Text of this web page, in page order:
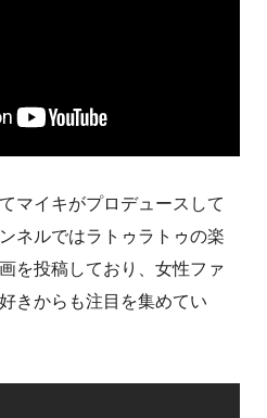
マイキがプロデュースして
ネルではラトゥラトゥの楽
を投稿しており、女性ファ
きからも注目を集めてい